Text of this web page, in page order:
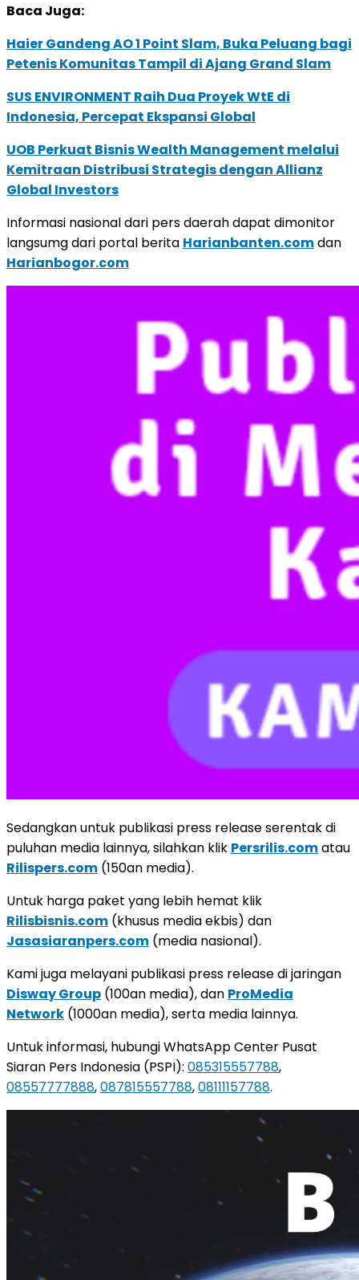
Baca Juga:
Haier Gandeng AO 1 Point Slam, Buka Peluang bagi
Petenis Komunitas Tampil di Ajang Grand Slam
SUS ENVIRONMENT Raih Dua Proyek WtE di
Indonesia, Percepat Ekspansi Global
UOB Perkuat Bisnis Wealth Management melalui
Kemitraan Distribusi Strategis dengan Allianz
Global Investors
Informasi nasional dari pers daerah dapat dimonitor
langsumg dari portal berita Harianbanten.comdan
Harianbogor.com
Sedangkan untuk publikasi press release serentak di
puluhan media lainnya, silahkan klik Persrilis.comatau
Rilispers.com (150an media).
Untuk harga paket yang lebih hemat klik
Rilisbisnis.com (khusus media ekbis) dan
Jasasiaranpers.com (media nasional).
Kami juga melayani publikasi press release di jaringan
Disway Group (100an media), dan ProMedia
Network (1000an media), serta media lainnya.
Untuk informasi, hubungi WhatsApp Center Pusat
Siaran Pers Indonesia (PSPI): 085315557788,
08557777888,087815557788,08111157788.